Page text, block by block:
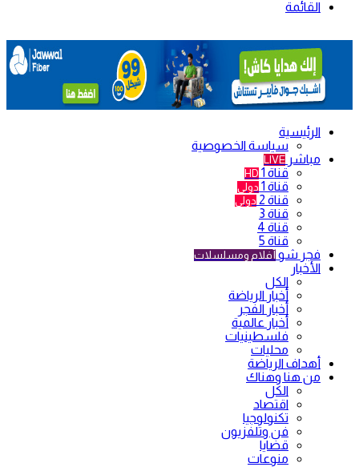
القائمة
الرئيسية
سياسة الخصوصية
مباشر LIVE
قناة 1 HD
قناة 1 دولي
قناة 2 دولي
قناة 3
قناة 4
قناة 5
فجر شو أفلام ومسلسلات
الأخبار
الكل
أخبار الرياضة
أخبار الفجر
أخبار عالمية
فلسطينيات
محليات
أهداف الرياضة
من هنا وهناك
الكل
اقتصاد
تكنولوجيا
فن وتلفزيون
قضايا
منوعات